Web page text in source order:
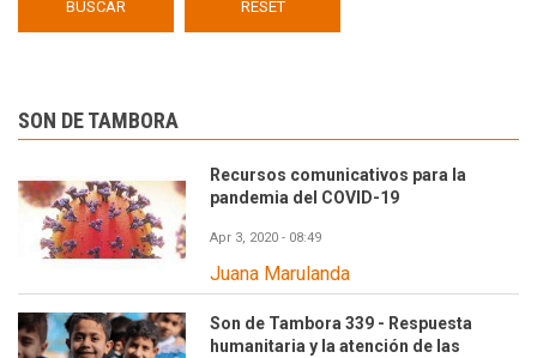
SON DE TAMBORA
Recursos comunicativos para la
pandemia del COVID-19
Apr 3, 2020 - 08:49
Juana Marulanda
Son de Tambora 339 - Respuesta
humanitaria y la atención de las